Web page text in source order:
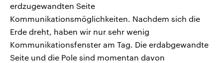
erdzugewandten Seite
Kommunikationsmöglichkeiten. Nachdem sich die
Erde dreht, haben wir nur sehr wenig
Kommunikationsfenster am Tag. Die erdabgewandte
Seite und die Pole sind momentan davon